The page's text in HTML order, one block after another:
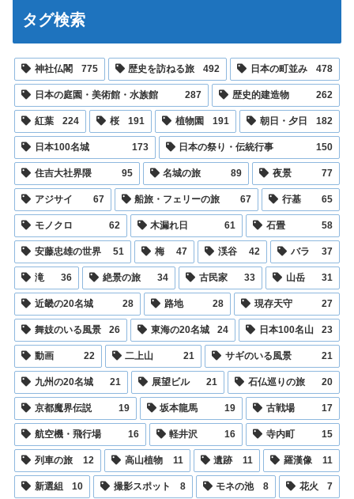
タグ検索
神社仏閣 775 歴史を訪ねる旅 492 日本の町並み 478
日本の庭園・美術館・水族館 287 歴史的建造物 262
紅葉 224 桜 191 植物園 191 朝日・夕日 182
日本100名城 173 日本の祭り・伝統行事 150
住吉大社界隈 95 名城の旅 89 夜景 77
アジサイ 67 船旅・フェリーの旅 67 行基 65
モノクロ 62 木漏れ日 61 石畳 58
安藤忠雄の世界 51 梅 47 渓谷 42 バラ 37
滝 36 絶景の旅 34 古民家 33 山岳 31
近畿の20名城 28 路地 28 現存天守 27
舞妓のいる風景 26 東海の20名城 24 日本100名山 23
動画 22 二上山 21 サギのいる風景 21
九州の20名城 21 展望ビル 21 石仏巡りの旅 20
京都魔界伝説 19 坂本龍馬 19 古戦場 17
航空機・飛行場 16 軽井沢 16 寺内町 15
列車の旅 12 高山植物 11 遺跡 11 羅漢像 11
新選組 10 撮影スポット 8 モネの池 8 花火 7